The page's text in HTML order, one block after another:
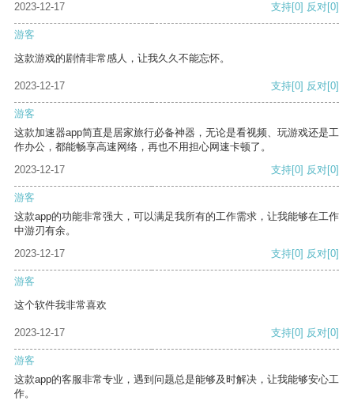
2023-12-17 支持[0] 反对[0]
游客
这款游戏的剧情非常感人，让我久久不能忘怀。
2023-12-17 支持[0] 反对[0]
游客
这款加速器app简直是居家旅行必备神器，无论是看视频、玩游戏还是工
作办公，都能畅享高速网络，再也不用担心网速卡顿了。
2023-12-17
支持[0] 反对[0]
游客
这款app的功能非常强大，可以满足我所有的工作需求，让我能够在工作
中游刃有余。
2023-12-17
支持[0] 反对[0]
游客
这个软件我非常喜欢
2023-12-17 支持[0] 反对[0]
游客
这款app的客服非常专业，遇到问题总是能够及时解决，让我能够安心工
作。